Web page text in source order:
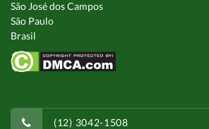
São José dos Campos
São Paulo
Brasil
(12) 3042-1508